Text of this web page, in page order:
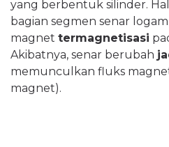
yang berbentuk silinder.
bagian segmen senar
magnet termagnetisasi
Akibatnya, senar berubah
memunculkan fluks
magnet).